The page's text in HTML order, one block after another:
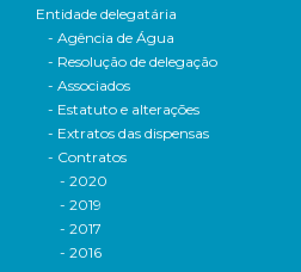
Entidade delegatária
- Agência de Água
- Resolução de delegação
- Associados
- Estatuto e alterações
- Extratos das dispensas
- Contratos
- 2020
- 2019
- 2017
- 2016